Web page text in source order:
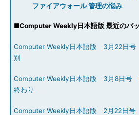
ファイアウォール 管理の悩み
■Computer Weekly日本語版 最近のバ
Computer Weekly日本語版 3月22日
別
Computer Weekly日本語版 3月8日号
終わり
Computer Weekly日本語版 2月22日